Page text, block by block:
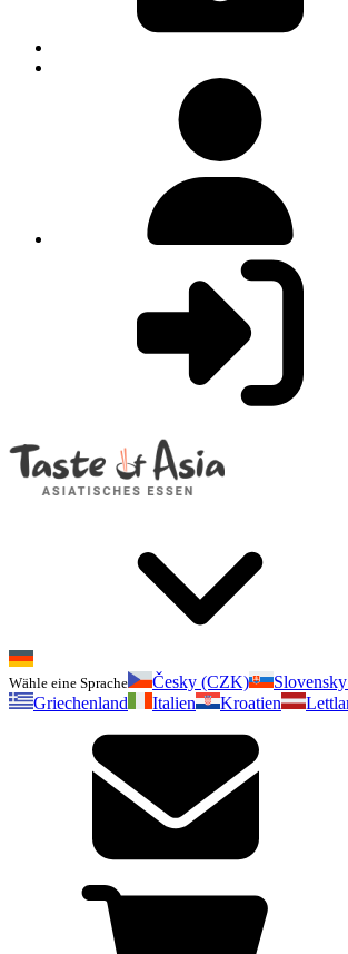
Wähle eine Sprache Česky (CZK)
Griechenland
Italien Kroatien